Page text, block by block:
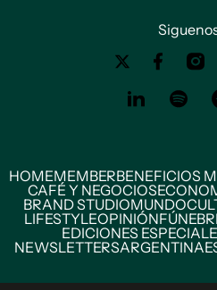
HOMEMEMBERBENEFICIOS
CAFÉ Y NEGOCIOS
BRAND STUDIOMUNDO
LIFESTYLEOPINIÓN
EDICIONES
NEWSLETTERSARGENTINA